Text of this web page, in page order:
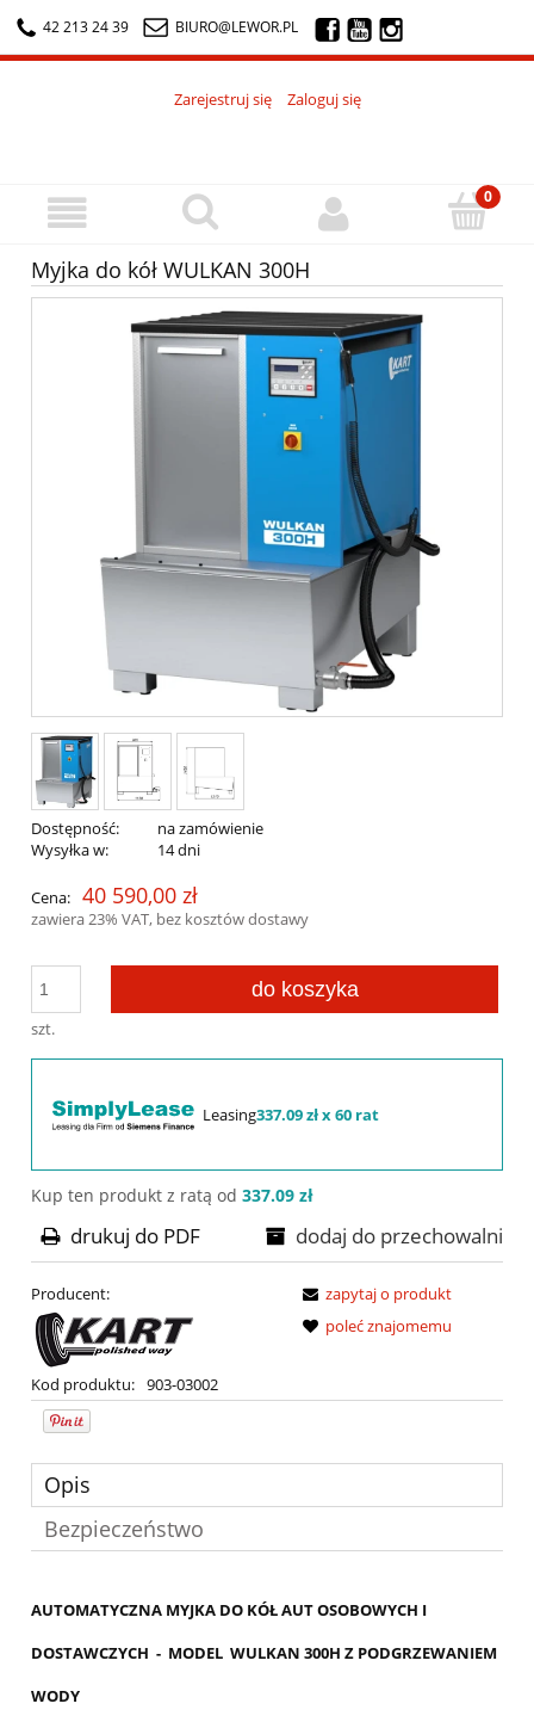
42 213 24 39 BIURO@LEWOR.PL
Zarejestruj się Zaloguj się
Myjka do kół WULKAN 300H
Dostępność:
na zamówienie
Wysyłka w:
14 dni
Cena: 40 590,00 zł
zawiera 23% VAT, bez kosztów dostawy
szt.
do koszyka
Leasing337.09 zł x 60 rat
Kup ten produkt z ratą od 337.09 zł
dodaj do przechowalni
drukuj do PDF
Producent:
Kod produktu: 903-03002
zapytaj o produkt
poleć znajomemu
Opis
Bezpieczeństwo
AUTOMATYCZNA MYJKA DO KÓŁ AUT OSOBOWYCH I
DOSTAWCZYCH - MODEL WULKAN 300H Z PODGRZEWANIEM
WODY